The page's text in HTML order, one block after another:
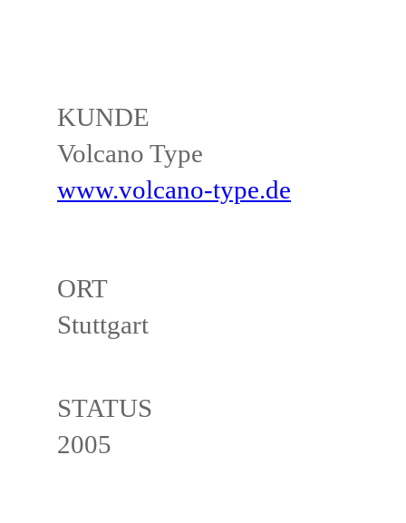
KUNDE
Volcano Type
www.volcano-type.de
ORT
Stuttgart
STATUS
2005